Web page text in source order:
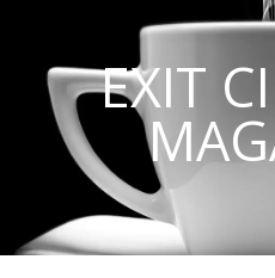
EXIT